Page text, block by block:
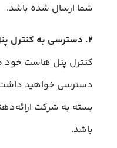
شما ارسال شده باشد.
۲. دسترسی به کنترل پنل هاستینگ:
دسترسی خواهید
بسته به شرکت
باشد.